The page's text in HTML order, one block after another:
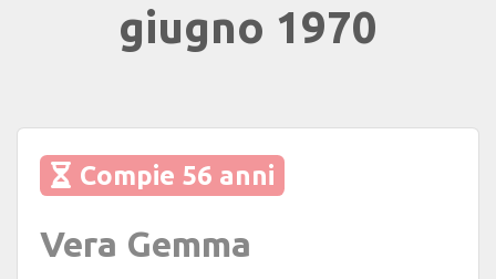
giugno 1970
Compie 56 anni
Vera Gemma